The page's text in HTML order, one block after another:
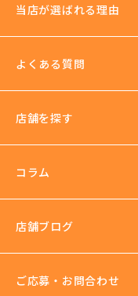
法人運営
イベントもいっぱい
環境
長年の運営実績
完全個室
スタッフ研修
セクハラ根絶
当店が選ばれる理由
よくある質問
店舗を探す
コラム
店舗ブログ
ご応募・お問合わせ